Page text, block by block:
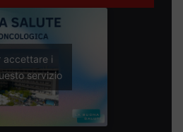
accettare i
servizio